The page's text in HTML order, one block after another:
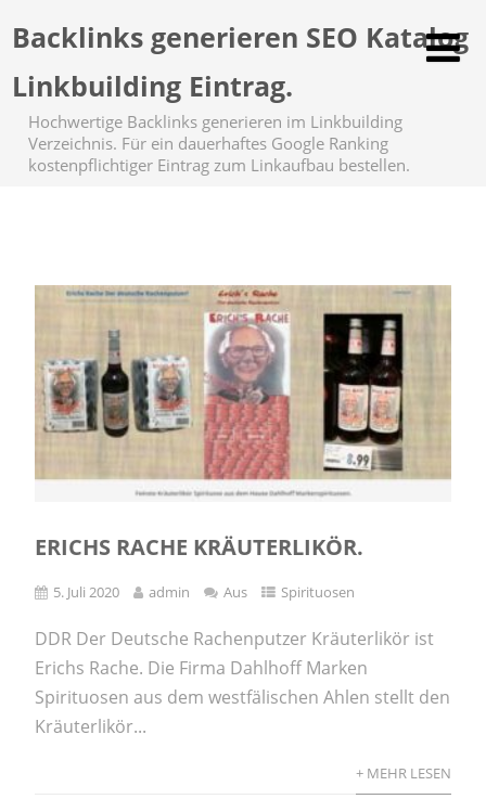
Backlinks generieren SEO Katalog
Linkbuilding Eintrag.
Hochwertige Backlinks generieren im Linkbuilding
Verzeichnis. Für ein dauerhaftes Google Ranking
kostenpflichtiger Eintrag zum Linkaufbau bestellen.
ERICHS RACHE KRÄUTERLIKÖR.
5. Juli 2020 admin Aus Spirituosen
DDR Der Deutsche Rachenputzer Kräuterlikör ist
Erichs Rache. Die Firma Dahlhoff Marken
Spirituosen aus dem westfälischen Ahlen stellt den
Kräuterlikör...
+ MEHR LESEN